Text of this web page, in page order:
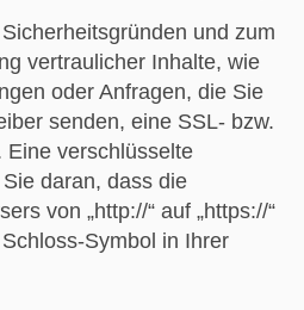
und zum
vertraulicher Inhalte, wie
oder Anfragen, die Sie
senden, eine SSL- bzw.
Eine verschlüsselte
daran, dass die
von „http://“ auf „https://“
Symbol in Ihrer